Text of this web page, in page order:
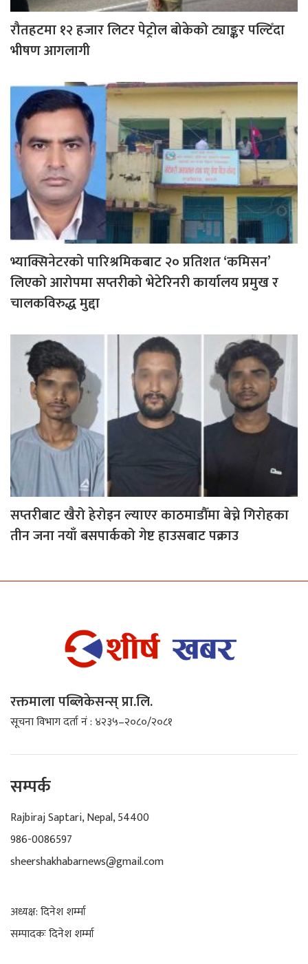
रौतहटमा १२ हजार लिटर पेट्रोल बोकेको ट्याङ्कर पल्टिँदा
भीषण आगलागी
भ्याक्सिनेटरको पारिश्रमिकबाट २० प्रतिशत ‘कमिसन’
लिएको आरोपमा सप्तरीको भेटेरिनरी कार्यालय प्रमुख र
चालकविरुद्ध मुद्दा
सप्तरीबाट खैरो हेरोइन ल्याएर काठमाडौँमा बेच्ने गिरोहका
तीन जना नयाँ बसपार्कको गेष्ट हाउसबाट पक्राउ
रक्तमाला पब्लिकेसन्स् प्रा.लि.
सूचना विभाग दर्ता नं : ४२३५–२०८०/२०८१
सम्पर्क
Rajbiraj Saptari, Nepal, 54400
986-0086597
sheershakhabarnews@gmail.com
अध्यक्ष: दिनेश शर्म्मा
सम्पादकः दिनेश शर्म्मा